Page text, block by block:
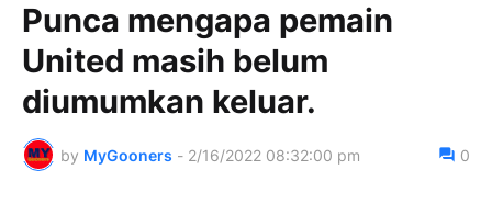
Punca mengapa pemain
United masih belum
diumumkan keluar.
by MyGooners - 2/16/2022 08:32:00 pm 0